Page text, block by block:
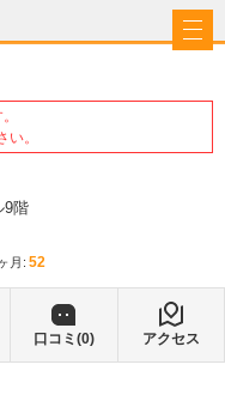
。
9階
月: 52
口コミ(0) アクセス